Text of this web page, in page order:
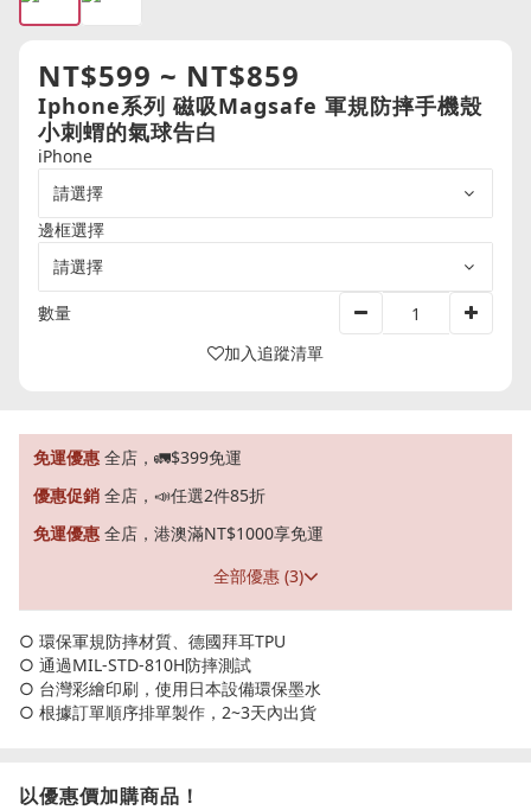
NT$599 ~ NT$859
Iphone系列 磁吸Magsafe 軍規防摔手機殼
小刺蝟的氣球告白
iPhone
邊框選擇
數量
加入追蹤清單
免運優惠 全店，🚛$399免運
優惠促銷 全店，📣任選2件85折
免運優惠 全店，港澳滿NT$1000享免運
全部優惠 (3)
○ 環保軍規防摔材質、德國拜耳TPU
○ 通過MIL-STD-810H防摔測試
○ 台灣彩繪印刷，使用日本設備環保墨水
○ 根據訂單順序排單製作，2~3天內出貨
以優惠價加購商品！